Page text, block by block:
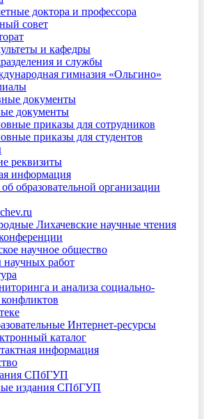
доктора и профессора
совет
и кафедры
и службы
гимназия «Ольгино»
документы
документы
приказы для сотрудников
приказы для студентов
реквизиты
информация
образовательной организации
Лихачевские научные чтения
научное общество
работ
и анализа социально-
Интернет-ресурсы
каталог
информация
СПбГУП
издания СПбГУП